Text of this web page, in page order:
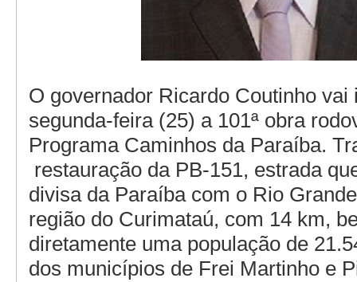
O governador Ricardo Coutinho vai
segunda-feira (25) a 101ª obra
Programa Caminhos da Paraíba.
restauração da PB-151, estrada
divisa da Paraíba com o Rio
região do Curimataú, com 14 km,
diretamente uma população de
dos municípios de Frei Martinho e